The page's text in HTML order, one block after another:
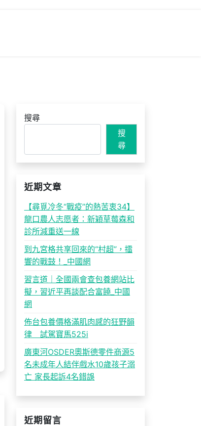
搜尋
搜
尋
近期文章
【尋覓冷冬“戰疫”的熱苦衷34】
龍口農人志愿者：新穎草莓森和
診所減重送一線
到九宮格共享回來的“村超”，擂
響的戰鼓！_中國網
習言道｜全國兩會查包養網站比
擬，習近平再談配合富饒_中國
網
佈台包養價格滿肌肉感的狂野韻
律 試駕寶馬525i
廣東河OSDER奧斯德零件商源5
名未成年人結伴戲水10歲孩子溺
亡 家長起訴4名錯誤
近期留言